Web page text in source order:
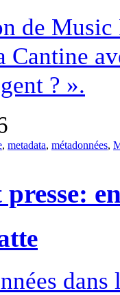
de
Cantine
? ».
, metadata, métadonnées,